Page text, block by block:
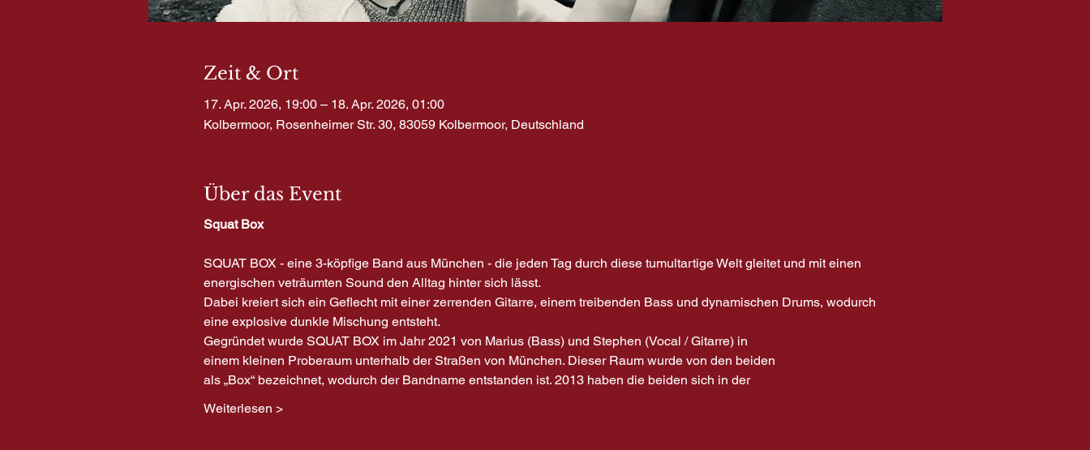
Zeit & Ort
17. Apr. 2026, 19:00 – 18. Apr. 2026, 01:00
Kolbermoor, Rosenheimer Str. 30, 83059 Kolbermoor, Deutschland
Über das Event
Squat Box
SQUAT BOX - eine 3-köpfige Band aus München - die jeden Tag durch diese tumultartige Welt gleitet und mit einen
energischen veträumten Sound den Alltag hinter sich lässt.
Dabei kreiert sich ein Geflecht mit einer zerrenden Gitarre, einem treibenden Bass und dynamischen Drums, wodurch
eine explosive dunkle Mischung entsteht.
Gegründet wurde SQUAT BOX im Jahr 2021 von Marius (Bass) und Stephen (Vocal / Gitarre) in
einem kleinen Proberaum unterhalb der Straßen von München. Dieser Raum wurde von den beiden
als „Box“ bezeichnet, wodurch der Bandname entstanden ist. 2013 haben die beiden sich in der
Weiterlesen >